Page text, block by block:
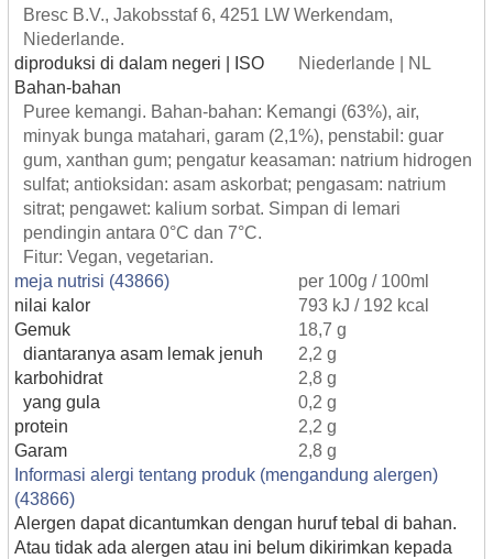
Bresc B.V., Jakobsstaf 6, 4251 LW Werkendam,
Niederlande.
diproduksi di dalam negeri | ISO
Niederlande | NL
Bahan-bahan
Puree kemangi. Bahan-bahan: Kemangi (63%), air,
minyak bunga matahari, garam (2,1%), penstabil: guar
gum, xanthan gum; pengatur keasaman: natrium hidrogen
sulfat; antioksidan: asam askorbat; pengasam: natrium
sitrat; pengawet: kalium sorbat. Simpan di lemari
pendingin antara 0°C dan 7°C.
Fitur: Vegan, vegetarian.
meja nutrisi (43866)
per 100g / 100ml
nilai kalor
793 kJ / 192 kcal
Gemuk
18,7 g
diantaranya asam lemak jenuh
2,2 g
karbohidrat
2,8 g
yang gula
0,2 g
protein
2,2 g
Garam
2,8 g
Informasi alergi tentang produk (mengandung alergen)
(43866)
Alergen dapat dicantumkan dengan huruf tebal di bahan.
Atau tidak ada alergen atau ini belum dikirimkan kepada